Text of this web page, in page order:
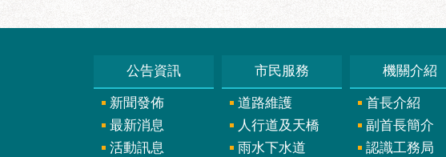
公告資訊
新聞發佈
最新消息
活動訊息
市民服務
道路維護
人行道及天橋
雨水下水道
機關介紹
首長介紹
副首長簡介
認識工務局